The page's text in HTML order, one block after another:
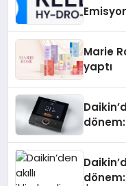
Marie
yaptı